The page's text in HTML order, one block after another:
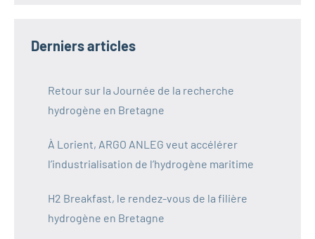
Derniers articles
Retour sur la Journée de la recherche
hydrogène en Bretagne
À Lorient, ARGO ANLEG veut accélérer
l’industrialisation de l’hydrogène maritime
H2 Breakfast, le rendez-vous de la filière
hydrogène en Bretagne